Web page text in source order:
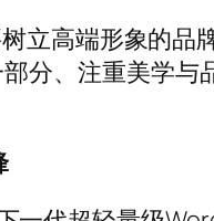
立高端形象的品
分、注重美学